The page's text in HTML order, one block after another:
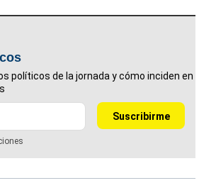
políticos de la jornada y cómo inciden en